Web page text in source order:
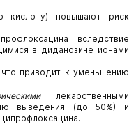
кислоту) повышают риск
вследствие
в диданозине ионами
приводит к уменьшению
лекарственными
выведения (до 50%) и